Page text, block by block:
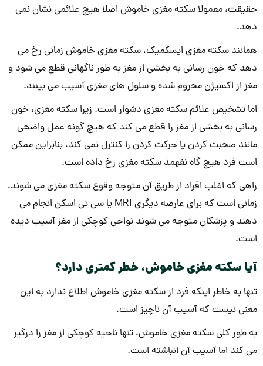
حقیقت، معمولا سکته مغزی خاموش اصلا هیچ علائمی نشان نمی
دهد.
همانند سکته مغزی ایسکمیک، سکته مغزی خاموش زمانی رخ می
دهد که خون رسانی به بخشی از مغز به طور ناگهانی قطع می شود و
مغز از اکسیژن محروم شده و سلول های مغزی آسیب می بینند.
اما تشخیص علائم سکته مغزی دشوار است. زیرا سکته مغزی، خون
رسانی به بخشی از مغز را قطع می کند که هیچ گونه عمل واضحی
مانند صحبت کردن یا حرکت کردن را کنترل نمی کند، بنابراین ممکن
است فرد هیچ گاه نفهمد سکته مغزی رخ داده است.
راهی که اغلب افراد از طریق آن متوجه وقوع سکته مغزی می شوند،
زمانی است که برای عارضه دیگری MRI یا سی تی اسکن انجام می
دهند و پزشکان متوجه می شوند نواحی کوچکی از مغز آسیب دیده
است.
آیا سکته مغزی خاموش، خطر کمتری دارد؟
تنها به خاطر اینکه فرد از سکته مغزی خاموش اطلاع ندارد به این
معنی نیست که آسیب آن ناچیز است.
به طور کلی سکته مغزی خاموش، تنها ناحیه کوچکی از مغز را درگیر
می کند اما آسیب آن انباشته است.